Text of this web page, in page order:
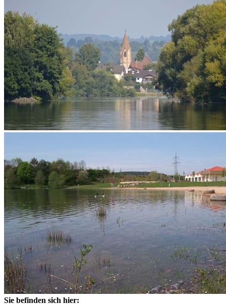
Sie befinden sich hier: